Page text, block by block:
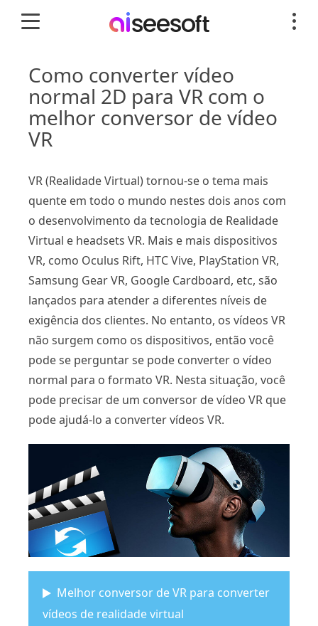
Como converter vídeo
normal 2D para VR com o
melhor conversor de vídeo
VR
VR (Realidade Virtual) tornou-se o tema mais
quente em todo o mundo nestes dois anos com
o desenvolvimento da tecnologia de Realidade
Virtual e headsets VR. Mais e mais dispositivos
VR, como Oculus Rift, HTC Vive, PlayStation VR,
Samsung Gear VR, Google Cardboard, etc, são
lançados para atender a diferentes níveis de
exigência dos clientes. No entanto, os vídeos VR
não surgem como os dispositivos, então você
pode se perguntar se pode converter o vídeo
normal para o formato VR. Nesta situação, você
pode precisar de um conversor de vídeo VR que
pode ajudá-lo a converter vídeos VR.
Melhor conversor de VR para converter
vídeos de realidade virtual